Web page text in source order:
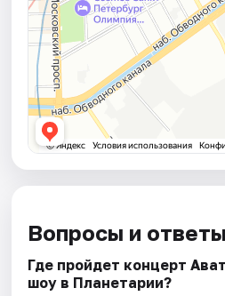
Вопросы и ответы
Где пройдет концерт
шоу в Планетарии?